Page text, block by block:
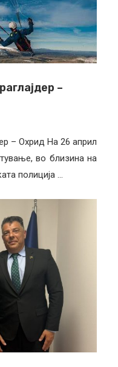
–
– Охрид На 26 април
во близина на
полиција …